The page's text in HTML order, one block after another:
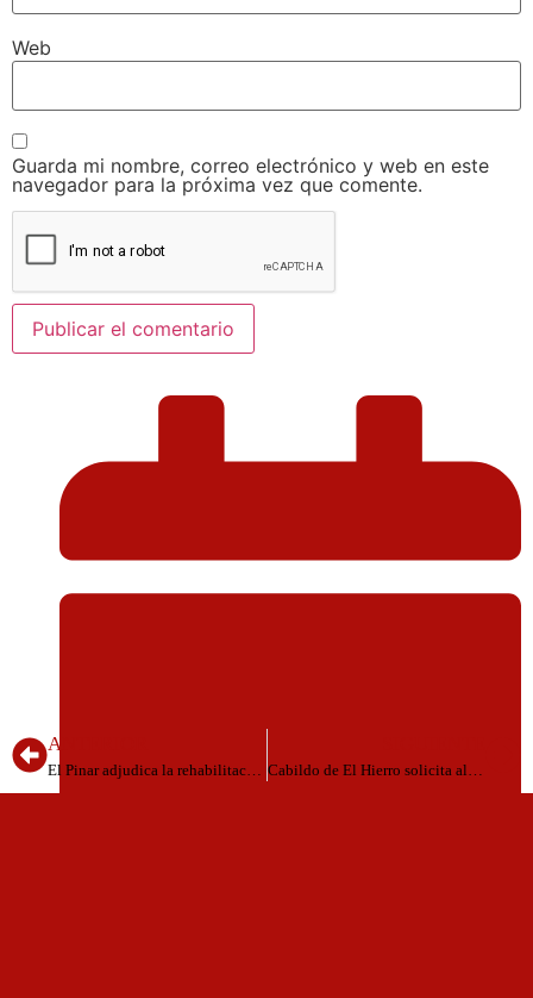
Web
Guarda mi nombre, correo electrónico y web en este
navegador para la próxima vez que comente.
ANTERIOR
El Pinar adjudica la rehabilitación del inmueble que albergará la exposición de la Cruz de Las Casas Cabildo de El Hierro solicita al Gobierno que mantenga la actual sede de Bachillerato